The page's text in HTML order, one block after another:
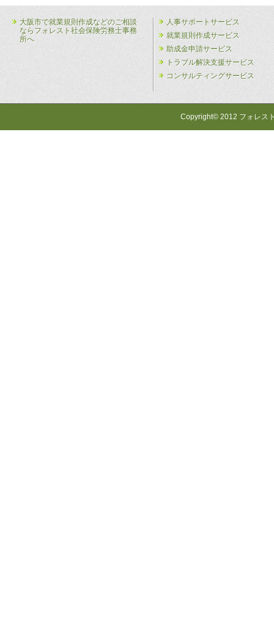
大阪市で就業規則作成などのご相談
ならフォレスト社会保険労務士事務
所へ
人事サポートサービス
就業規則作成サービス
助成金申請サービス
トラブル解決支援サービス
コンサルティングサービス
Copyright© 2012 フォレス